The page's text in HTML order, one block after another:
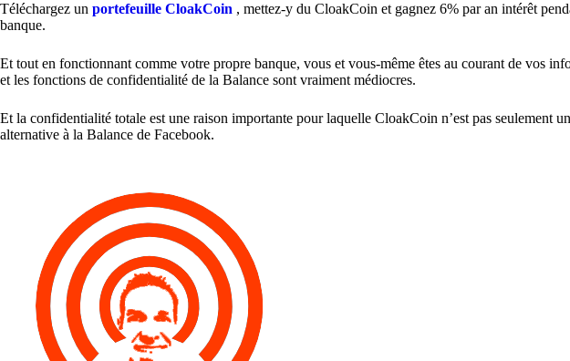
Téléchargez un portefeuille CloakCoin , mettez-y du CloakCoin et gagnez 6% par an intérêt
banque.
Et tout en fonctionnant comme votre propre banque, vous et vous-même êtes au courant de vos
et les fonctions de confidentialité de la Balance sont vraiment médiocres.
Et la confidentialité totale est une raison importante pour laquelle CloakCoin n’est pas seulement
alternative à la Balance de Facebook.